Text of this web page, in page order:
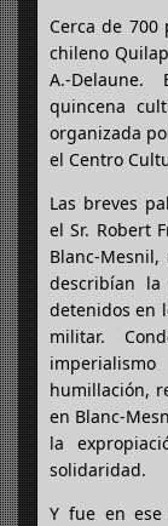
Cerca de
chileno
A.-Delaune.
quincena
organizada
el Centro
Las breves
el Sr. Robert
Blanc-
describían
detenidos en
militar.
humillación,
en Blanc-
la
solidaridad.
Y fue en